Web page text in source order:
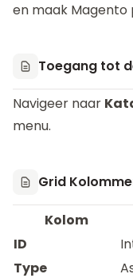
en maak Magento
Toegang tot
Navigeer naar
menu.
Grid
Kolom
ID
Type